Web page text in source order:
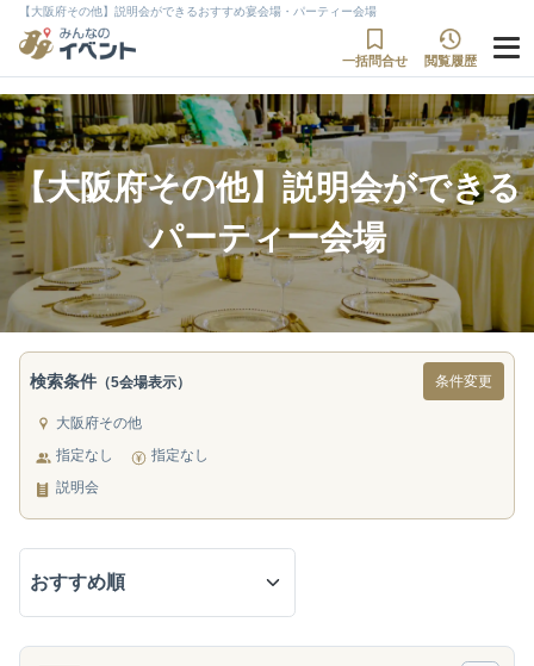
【大阪府その他】説明会ができるおすすめ宴会場・パーティー会場
一括問合せ 閲覧履歴
【大阪府その他】説明会ができる
パーティー会場
検索条件 （5会場表示） 条件変更
大阪府その他
指定なし
指定なし
説明会